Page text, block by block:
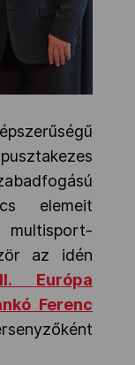
elemeit
multisport-
az idén
Európa
Ferenc